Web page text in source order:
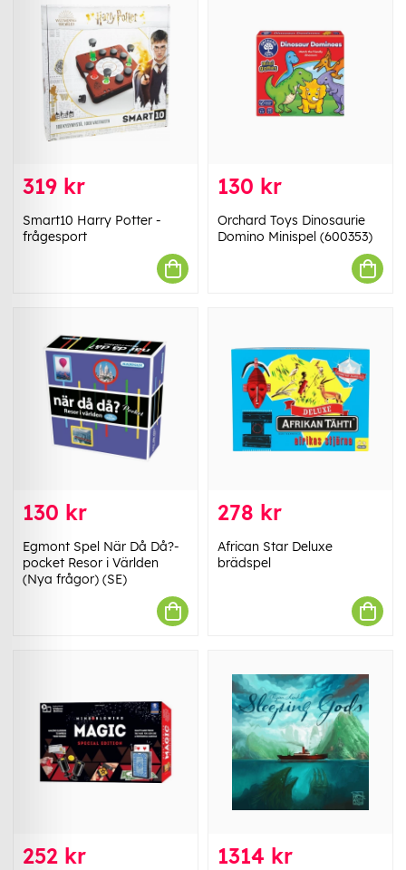
319 kr
Smart10 Harry Potter -
frågesport
130 kr
Orchard Toys Dinosaurie
Domino Minispel (600353)
130 kr
Egmont Spel När Då Då?-
pocket Resor i Världen
(Nya frågor) (SE)
278 kr
African Star Deluxe
brädspel
252 kr 1314 kr